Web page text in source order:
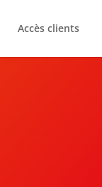
Accès clients